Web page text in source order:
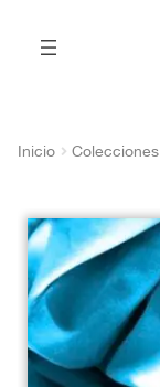
Inicio Colecciones